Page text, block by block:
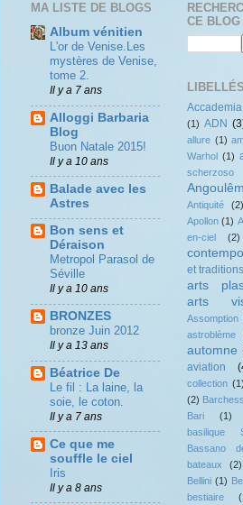
MA LISTE DE BLOGS
Album vénitien
L'or de Venise.Les
mystères de Venise,
tome 2.
Il y a 7 ans
Alloggi Barbaria
Blog
Buon Natale 2015!
Il y a 10 ans
Balade avec les
Astres
Bon sens et
Déraison
Metropol Parasol de
Séville
Il y a 10 ans
BRONZES
bronze Juin 2012
Il y a 13 ans
Béatrice De
Le fil : La laine, la
soie, le coton.
Il y a 7 ans
Ce que me
souffle le ciel
Iris
Il y a 8 ans
CE BLOG
LIBELLÉS
Accademia
(1) ADN
allure (1)
Warhol (1)
scherzoso
Antiquité (2)
Apollon (1)
en-ciel
(2)
et
arts
arts
astroblème
automne
aviation
collection (1)
(2)
Bari
(1)
basilique
Bassano
bateaux
(2)
Bellini (1)
bestiaire